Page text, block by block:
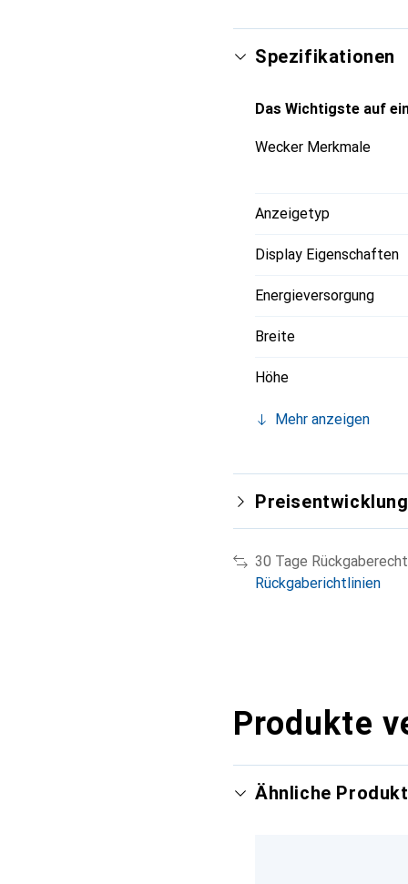
Wecksymbol auf dem
sowie für die relative
Schlafzimmer und
4 Stunden vollgeladen.
Spezifikationen
Das Wichtigste auf
Wecker Merkmale
Anzeigetyp
Display Eigenschaften
Energieversorgung
Breite
Höhe
Mehr anzeigen
Preisentwicklung
30 Tage Rückgaberecht
Rückgaberichtlinien
Produkte
Ähnliche